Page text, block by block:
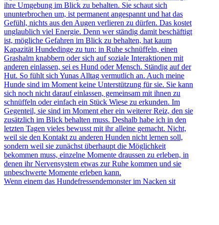
Wenn einem das Hundefressendemonster im Nacken sit